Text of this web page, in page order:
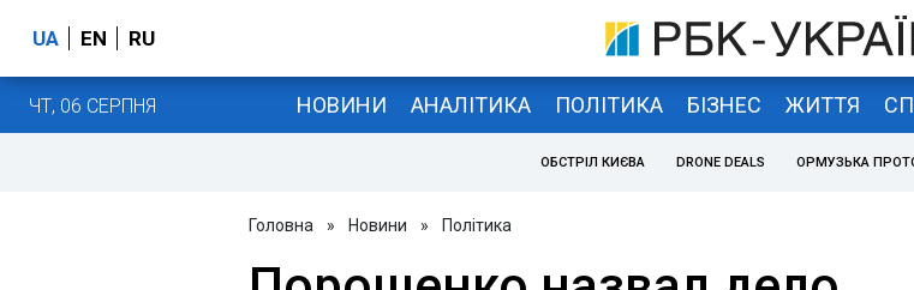
UA EN RU
ЧТ, 06 СЕРПНЯ НОВИНИ АНАЛІТИКА ПОЛІТИКА БІЗНЕС ЖИТТЯ
ОБСТРІЛ КИЄВА DRONE DEALS ОРМУЗЬКА
Головна » Новини » Політика